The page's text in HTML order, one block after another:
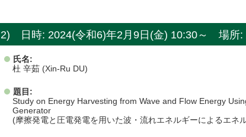
2) 日時: 2024(令和6)年2月9日(金) 10:30～ 場所:
氏名:
杜 辛茹 (Xin-Ru DU)
題目:
Study on Energy Harvesting from Wave and Flow Energy
Generator
(摩擦発電と圧電発電を用いた波・流れエネルギーによるエネ